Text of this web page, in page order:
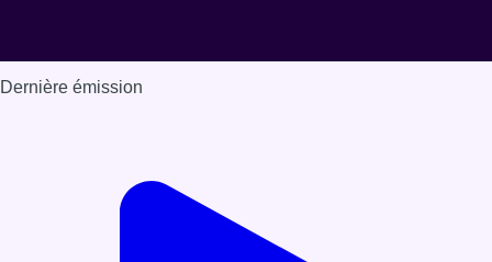
Dernière émission